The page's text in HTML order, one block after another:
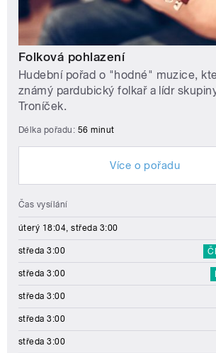
Folková pohlazení
Hudební pořad o "hodné" muzice,
známý pardubický folkař a lídr
Troníček.
Délka pořadu: 56 minut
Více o pořadu
Čas vysílání
úterý 18:04, středa 3:00
středa 3:00
středa 3:00
středa 3:00
středa 3:00
středa 3:00